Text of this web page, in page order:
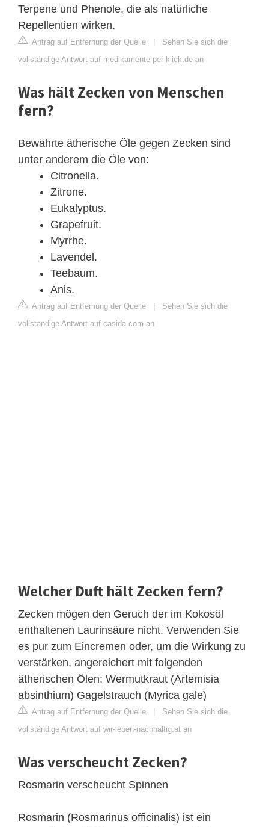
Terpene und Phenole, die als natürliche
Repellentien wirken.
Antrag auf Entfernung der Quelle
Sehen Sie sich die
vollständige Antwort auf medikamente-per-klick.de an
Was hält Zecken von Menschen
fern?
Bewährte ätherische Öle gegen Zecken sind
unter anderem die Öle von:
Citronella.
Zitrone.
Eukalyptus.
Grapefruit.
Myrrhe.
Lavendel.
Teebaum.
Anis.
Antrag auf Entfernung der Quelle
Sehen Sie sich die
vollständige Antwort auf casida.com an
Welcher Duft hält Zecken fern?
Zecken mögen den Geruch der im Kokosöl
enthaltenen Laurinsäure nicht. Verwenden Sie
es pur zum Eincremen oder, um die Wirkung zu
verstärken, angereichert mit folgenden
ätherischen Ölen: Wermutkraut (Artemisia
absinthium) Gagelstrauch (Myrica gale)
Antrag auf Entfernung der Quelle
Sehen Sie sich die
vollständige Antwort auf wir-leben-nachhaltig.at an
Was verscheucht Zecken?
Rosmarin verscheucht Spinnen
Rosmarin (Rosmarinus officinalis) ist ein